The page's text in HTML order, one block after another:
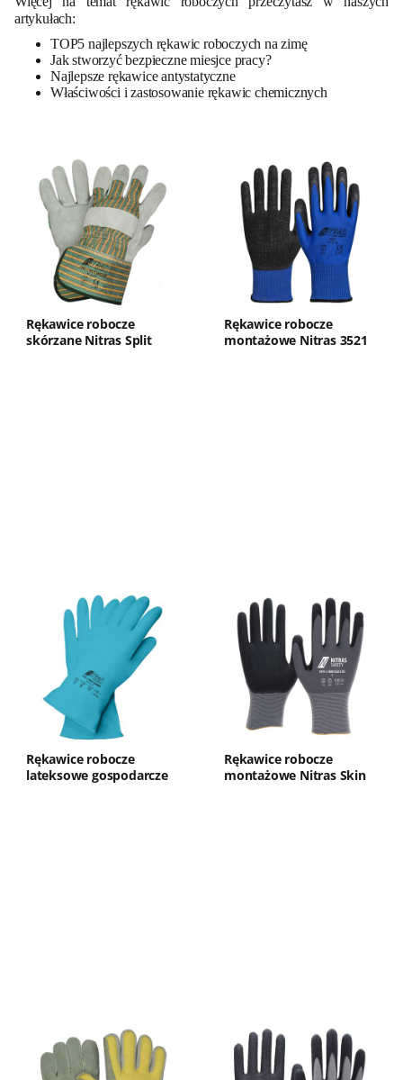
artykułach:
TOP5 najlepszych rękawic roboczych na zimę
Jak stworzyć bezpieczne miesjce pracy?
Najlepsze rękawice antystatyczne
Właściwości i zastosowanie rękawic chemicznych
Rękawice robocze
skórzane Nitras Split
Rękawice robocze
montażowe Nitras 3521
Rękawice robocze
lateksowe gospodarcze
Rękawice robocze
montażowe Nitras Skin